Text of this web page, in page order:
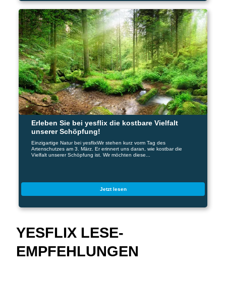
Erleben Sie bei yesflix die kostbare Vielfalt
unserer Schöpfung!
Einzigartige Natur bei yesflixWir stehen kurz vorm Tag des
Artenschutzes am 3. März. Er erinnert uns daran, wie kostbar die
Vielfalt unserer Schöpfung ist. Wir möchten diese...
Jetzt lesen
YESFLIX LESE-
EMPFEHLUNGEN